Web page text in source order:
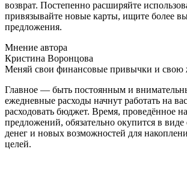
возврат. Постепенно расширяйте
привязывайте новые карты, ищите более
предложения.
Мнение автора
Кристина Воронцова
Меняй свои финансовые привычки и свою
Главное — быть постоянным и
ежедневные расходы начнут работать на
расходовать бюджет. Время, проведённое
предложений, обязательно окупится в
денег и новых возможностей для
целей.